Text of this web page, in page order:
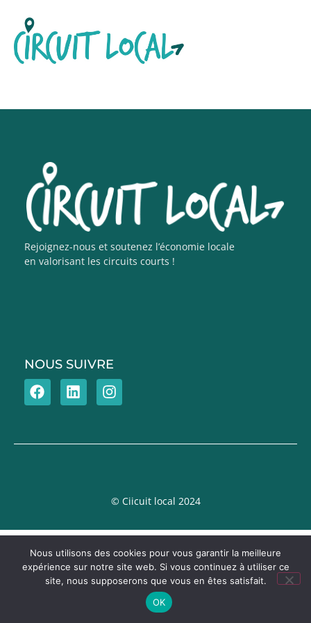
Rejoignez-nous et soutenez l’économie locale
en valorisant les circuits courts !
NOUS SUIVRE
© Ciicuit local 2024
Nous utilisons des cookies pour vous garantir la meilleure
expérience sur notre site web. Si vous continuez à utiliser ce
site, nous supposerons que vous en êtes satisfait.
OK